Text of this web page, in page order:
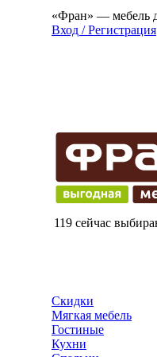
«Фран» — мебель
Вход / Регистрация
119 сейчас
Скидки
Мягкая мебель
Гостиные
Кухни